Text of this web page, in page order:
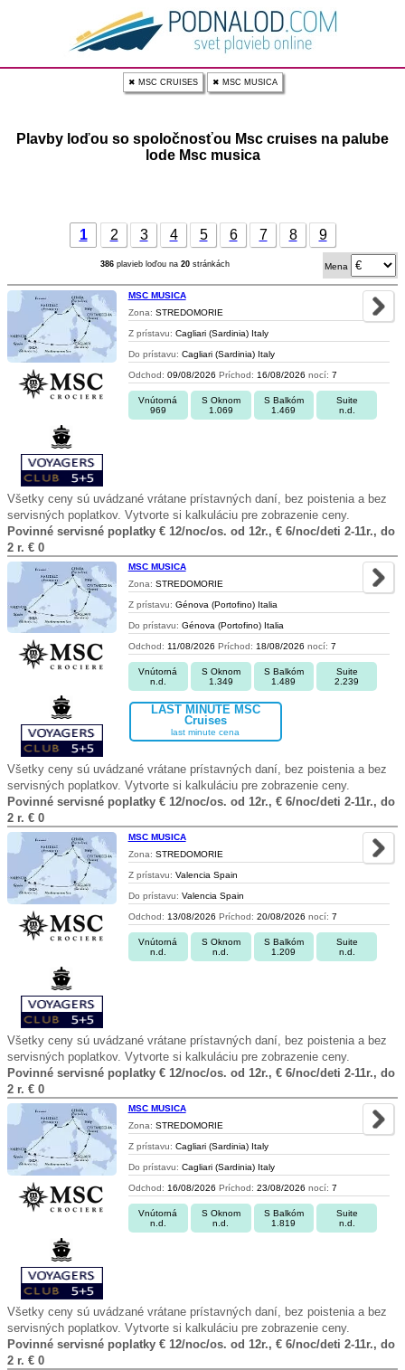
✖ MSC CRUISES ✖ MSC MUSICA
Plavby loďou so spoločnosťou Msc cruises na palube
lode Msc musica
1 2 3 4 5 6 7 8 9
386 plavieb loďou na 20 stránkách Mena
MSC MUSICA
Zona: STREDOMORIE
Z prístavu: Cagliari (Sardinia) Italy
Do prístavu: Cagliari (Sardinia) Italy
Odchod: 09/08/2026 Príchod: 16/08/2026 nocí: 7
Vnútorná
969
S Oknom
1.069
S Balkóm
1.469
Suite
n.d.
Všetky ceny sú uvádzané vrátane prístavných daní, bez poistenia a bez
servisných poplatkov. Vytvorte si kalkuláciu pre zobrazenie ceny.
Povinné servisné poplatky € 12/noc/os. od 12r., € 6/noc/deti 2-11r., do
2 r. € 0
MSC MUSICA
Zona: STREDOMORIE
Z prístavu: Génova (Portofino) Italia
Do prístavu: Génova (Portofino) Italia
Odchod: 11/08/2026 Príchod: 18/08/2026 nocí: 7
Vnútorná
n.d.
S Oknom
1.349
S Balkóm
1.489
Suite
2.239
LAST MINUTE MSC
Cruises
last minute cena
Všetky ceny sú uvádzané vrátane prístavných daní, bez poistenia a bez
servisných poplatkov. Vytvorte si kalkuláciu pre zobrazenie ceny.
Povinné servisné poplatky € 12/noc/os. od 12r., € 6/noc/deti 2-11r., do
2 r. € 0
MSC MUSICA
Zona: STREDOMORIE
Z prístavu: Valencia Spain
Do prístavu: Valencia Spain
Odchod: 13/08/2026 Príchod: 20/08/2026 nocí: 7
Vnútorná
n.d.
S Oknom
n.d.
S Balkóm
1.209
Suite
n.d.
Všetky ceny sú uvádzané vrátane prístavných daní, bez poistenia a bez
servisných poplatkov. Vytvorte si kalkuláciu pre zobrazenie ceny.
Povinné servisné poplatky € 12/noc/os. od 12r., € 6/noc/deti 2-11r., do
2 r. € 0
MSC MUSICA
Zona: STREDOMORIE
Z prístavu: Cagliari (Sardinia) Italy
Do prístavu: Cagliari (Sardinia) Italy
Odchod: 16/08/2026 Príchod: 23/08/2026 nocí: 7
Vnútorná
n.d.
S Oknom
n.d.
S Balkóm
1.819
Suite
n.d.
Všetky ceny sú uvádzané vrátane prístavných daní, bez poistenia a bez
servisných poplatkov. Vytvorte si kalkuláciu pre zobrazenie ceny.
Povinné servisné poplatky € 12/noc/os. od 12r., € 6/noc/deti 2-11r., do
2 r. € 0